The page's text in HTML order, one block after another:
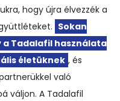
hogy újra élvezzék a
Sokan
a Tadalafil használata
életüknek , és
való
váljon. A Tadalafil